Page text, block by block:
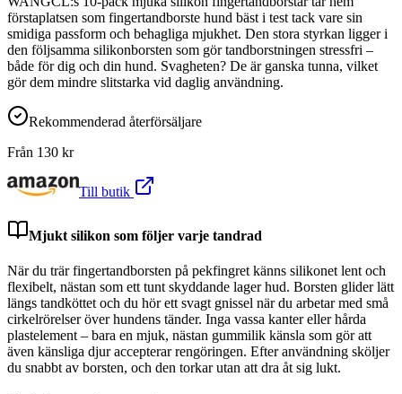
förstaplatsen som fingertandborste hund bäst i test tack vare sin
smidiga passform och behagliga mjukhet. Den stora styrkan ligger i
den följsamma silikonborsten som gör tandborstningen stressfri –
både för dig och din hund. Svagheten? De är ganska tunna, vilket
gör dem mindre slitstarka vid daglig användning.
Rekommenderad återförsäljare
Från 130 kr
Till butik
Mjukt silikon som följer varje tandrad
När du trär fingertandborsten på pekfingret känns silikonet lent och
flexibelt, nästan som ett tunt skyddande lager hud. Borsten glider lätt
längs tandköttet och du hör ett svagt gnissel när du arbetar med små
cirkelrörelser över hundens tänder. Inga vassa kanter eller hårda
plastelement – bara en mjuk, nästan gummilik känsla som gör att
även känsliga djur accepterar rengöringen. Efter användning sköljer
du snabbt av borsten, och den torkar utan att dra åt sig lukt.